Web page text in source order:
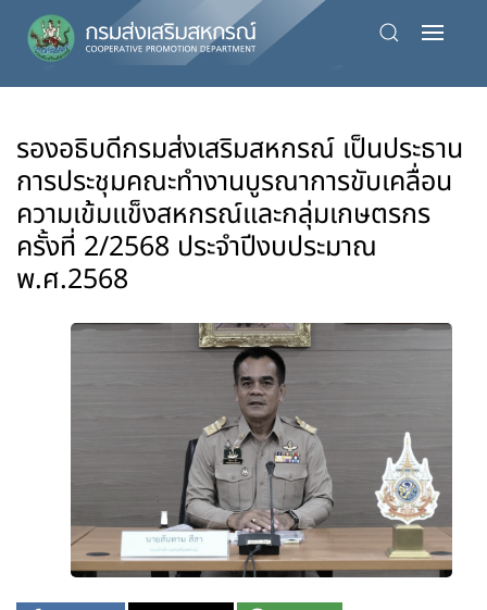
Skip
to
content
รองอธิบดีกรมส่งเสริมสหกรณ์ เป็นประธาน
การประชุมคณะทำงานบูรณาการขับเคลื่อน
ความเข้มแข็งสหกรณ์และกลุ่มเกษตรกร
ครั้งที่ 2/2568 ประจำปีงบประมาณ
พ.ศ.2568